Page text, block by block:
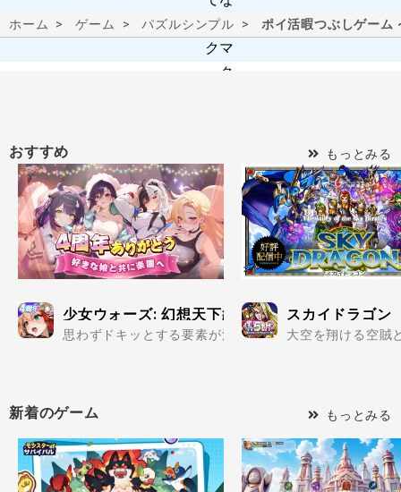
ホーム ゲーム パズルシンプル ポイ活暇つぶしゲー
おすすめ もっとみる
少女ウォーズ: 幻想天下統一戦
思わずドキッとする要素が満載の美少女だらけで楽し
スカイドラゴン
大空を翔ける空賊
新着のゲーム もっとみる